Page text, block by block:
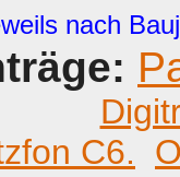
nach
C6.